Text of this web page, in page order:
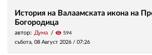
История на Валаамската икона на
Богородица
автор: Дума visibility 594
събота, 08 Август 2026 / 07:26